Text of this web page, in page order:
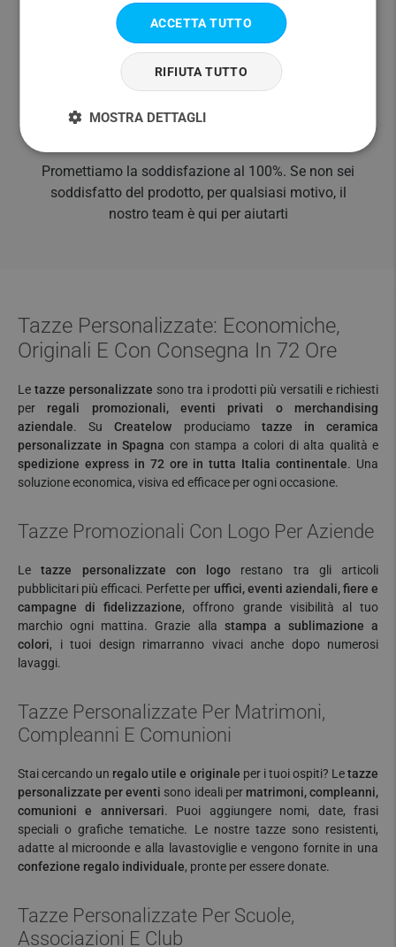
Crea facilmente i tuoi design utilizzando
l'applicazione sul nostro sito web o utilizza il
nostro servizio di creazione di design
Promettiamo la soddisfazione al 100%. Se non sei
soddisfatto del prodotto, per qualsiasi motivo, il
nostro team è qui per aiutarti
Tazze Personalizzate: Economiche,
Originali E Con Consegna In 72 Ore
Le tazze personalizzate sono tra i prodotti più versatili e richiesti
per regali promozionali, eventi privati o merchandising
aziendale. SuCreatelow produciamo tazze in ceramica
personalizzate in Spagna con stampa a colori di alta qualità e
spedizione express in 72 ore in tutta Italia continentale. Una
soluzione economica, visiva ed efficace per ogni occasione.
Tazze Promozionali Con Logo Per Aziende
Letazze personalizzate con logo restano tra gli articoli
pubblicitari più efficaci. Perfette per uffici, eventi aziendali, fiere e
campagne di fidelizzazione, offrono grande visibilità al tuo
marchio ogni mattina. Grazie alla stampa a sublimazione a
colori, i tuoi design rimarranno vivaci anche dopo numerosi
lavaggi.
Tazze Personalizzate Per Matrimoni,
Compleanni E Comunioni
Stai cercando un regalo utile e originale per i tuoi ospiti? Letazze
personalizzate per eventi sono ideali per matrimoni, compleanni,
comunioni e anniversari. Puoi aggiungere nomi, date, frasi
speciali o grafiche tematiche. Le nostre tazze sono resistenti,
adatte al microonde e alla lavastoviglie e vengono fornite in una
confezione regalo individuale, pronte per essere donate.
Tazze Personalizzate Per Scuole,
Associazioni E Club
ACCETTA TUTTO
RIFIUTA TUTTO
MOSTRA DETTAGLI